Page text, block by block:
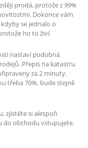
prodá, protože z 99%
Dokonce vám
se jednalo o
ho to živí.
nastaví podobná
Přepis na katastru
za 2 minuty.
třeba 70%, bude stejně
zjistěte si alespoň
do obchodu vstupujete.